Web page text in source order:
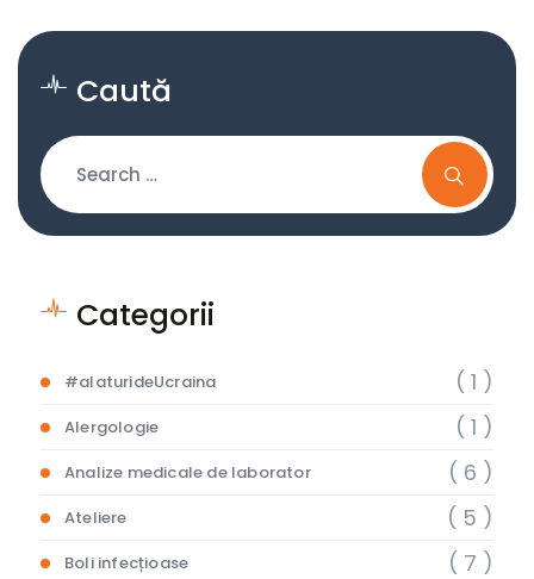
Caută
Categorii
#alaturideUcraina ( 1 )
Alergologie ( 1 )
Analize medicale de laborator ( 6 )
Ateliere ( 5 )
Boli infecțioase ( 7 )